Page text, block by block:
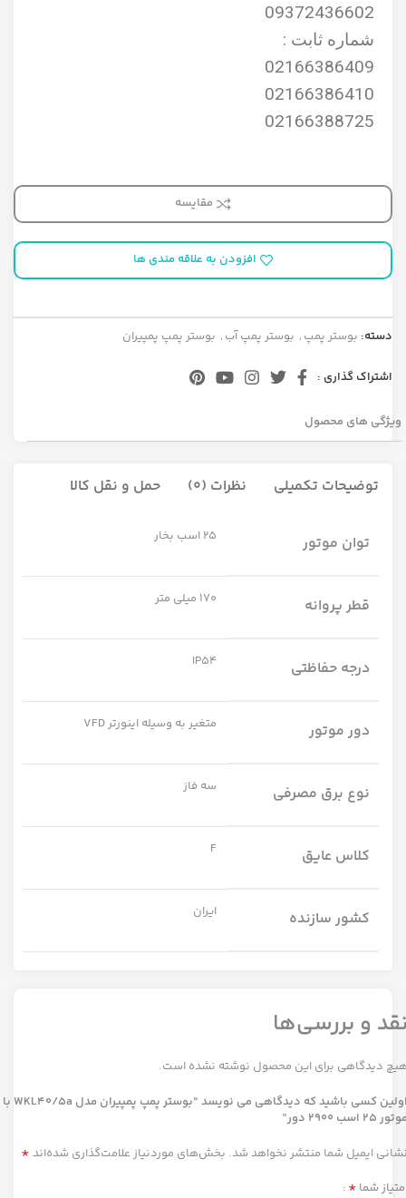
09372436602
شماره ثابت :
02166386409
02166386410
02166388725
مقایسه
افزودن به علاقه مندی ها
دسته: بوستر پمپ , بوستر پمپ آب , بوستر پمپ پمپیران
اشتراک گذاری :
ویژگی های محصول
توضیحات تکمیلی نظرات (0) حمل و نقل کالا
توان موتور 25 اسب بخار
قطر پروانه 170 میلی متر
درجه حفاظتی IP54
دور موتور متغیر به وسیله اینورتر VFD
نوع برق مصرفی سه فاز
کلاس عایق F
کشور سازنده ایران
و بررسی‌ها
دیدگاهی برای این محصول نوشته نشده است.
اولین کسی باشید که دیدگاهی می نویسد “بوستر پمپ پمپیران مدل WKL40/5a با
25 اسب 2900 دور”
ایمیل شما منتشر نخواهد شد. بخش‌های موردنیاز علامت‌گذاری شده‌اند *
شما *